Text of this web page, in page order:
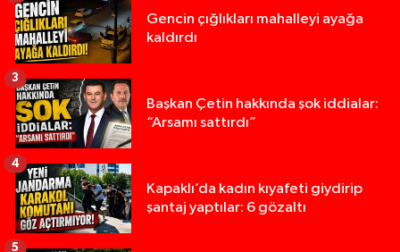
Gencin çığlıkları mahalleyi ayağa
kaldırdı
Başkan Çetin hakkında şok iddialar:
“Arsamı sattırdı”
3
Kapaklı’da kadın kıyafeti giydirip
şantaj yaptılar: 6 gözaltı
4
5